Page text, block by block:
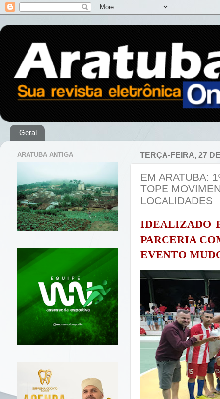
Geral
TERÇA-FEIRA, 27
EM ARATUBA:
TOPE
LOCALIDADES
IDEALIZADO
PARCERIA
EVENTO
ARATUBA ANTIGA